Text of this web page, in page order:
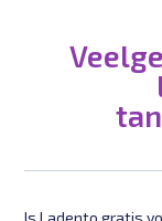
Is Ladento gratis